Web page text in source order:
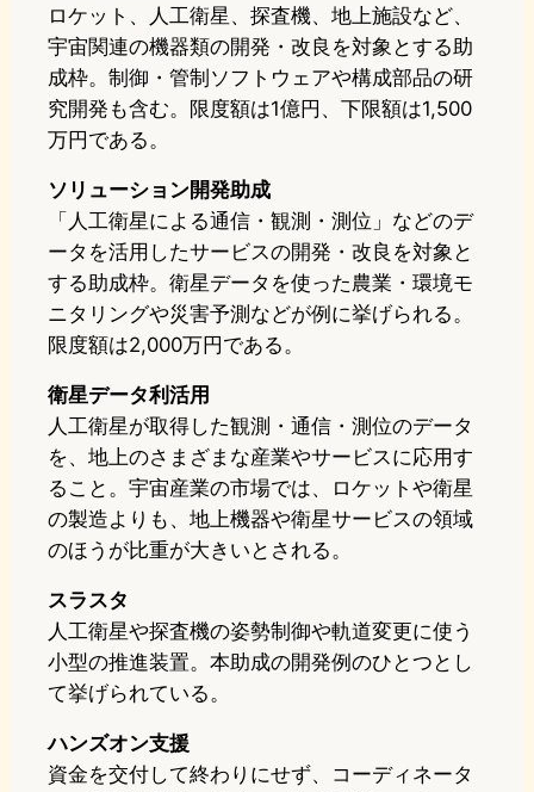
ロケット、人工衛星、探査機、地上施設など、
宇宙関連の機器類の開発・改良を対象とする助
成枠。制御・管制ソフトウェアや構成部品の研
究開発も含む。限度額は1億円、下限額は1,500
万円である。
ソリューション開発助成
「人工衛星による通信・観測・測位」などのデ
ータを活用したサービスの開発・改良を対象と
する助成枠。衛星データを使った農業・環境モ
ニタリングや災害予測などが例に挙げられる。
限度額は2,000万円である。
衛星データ利活用
人工衛星が取得した観測・通信・測位のデータ
を、地上のさまざまな産業やサービスに応用す
ること。宇宙産業の市場では、ロケットや衛星
の製造よりも、地上機器や衛星サービスの領域
のほうが比重が大きいとされる。
スラスタ
人工衛星や探査機の姿勢制御や軌道変更に使う
小型の推進装置。本助成の開発例のひとつとし
て挙げられている。
ハンズオン支援
資金を交付して終わりにせず、コーディネータ